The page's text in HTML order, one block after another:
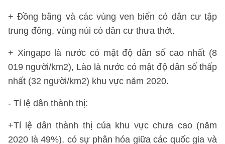
+ Đồng bằng và các vùng ven biển có dân cư tập
trung đông, vùng núi có dân cư thưa thớt.
+ Xingapo là nước có mật độ dân số cao nhất (8
019 người/km2), Lào là nước có mật độ dân số thấp
nhất (32 người/km2) khu vực năm 2020.
- Tỉ lệ dân thành thị:
+Tỉ lệ dân thành thị của khu vực chưa cao (năm
2020 là 49%), có sự phân hóa giữa các quốc gia và